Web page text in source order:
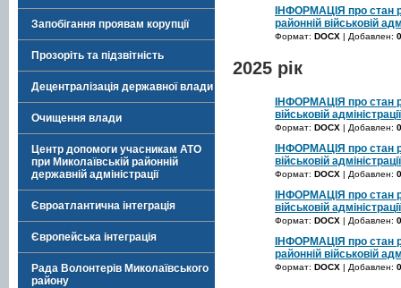
Запобігання проявам корупції
Прозоріть та підзвітність
Децентралізація державної влади
Очищення влади
Центр допомоги учасникам АТО
при Миколаївській районній
державній адміністрації
Євроатлантична інтеграція
Європейська інтеграція
Рада Волонтерів Миколаївського
району
ІНФОРМАЦІЯ про стан
районній військовій
Формат: DOCX | Добавлен:
2025 рік
ІНФОРМАЦІЯ про стан
військовій
Формат: DOCX | Добавлен:
ІНФОРМАЦІЯ про стан
військовій
Формат: DOCX | Добавлен:
ІНФОРМАЦІЯ про стан
військовій
Формат: DOCX | Добавлен:
ІНФОРМАЦІЯ про стан
районній військовій
Формат: DOCX | Добавлен: